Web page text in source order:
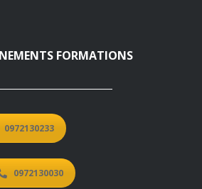
FORMATIONS
0972130233
0972130030